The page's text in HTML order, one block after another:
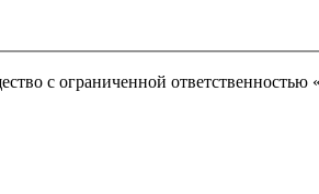
с ограниченной